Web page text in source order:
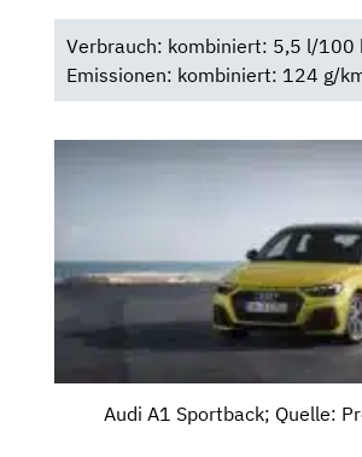
Verbrauch: kombiniert: 5,5 l/100
Emissionen: kombiniert: 124 g/
Audi A1 Sportback; Quelle: